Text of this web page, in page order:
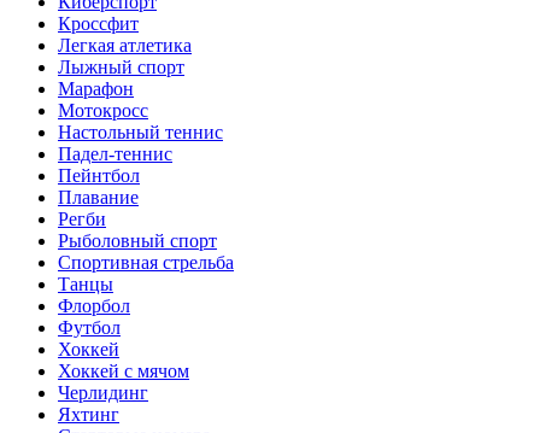
Кроссфит
Легкая атлетика
Лыжный спорт
Марафон
Мотокросс
Настольный теннис
Падел-теннис
Пейнтбол
Плавание
Регби
Рыболовный спорт
Спортивная стрельба
Танцы
Флорбол
Футбол
Хоккей
Хоккей с мячом
Черлидинг
Яхтинг